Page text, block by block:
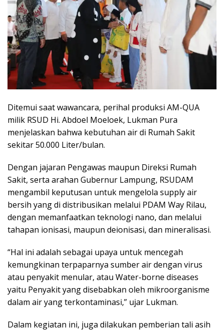
Ditemui saat wawancara, perihal produksi AM-QUA
milik RSUD Hi. Abdoel Moeloek, Lukman Pura
menjelaskan bahwa kebutuhan air di Rumah Sakit
sekitar 50.000 Liter/bulan.
Dengan jajaran Pengawas maupun Direksi Rumah
Sakit, serta arahan Gubernur Lampung, RSUDAM
mengambil keputusan untuk mengelola supply air
bersih yang di distribusikan melalui PDAM Way Rilau,
dengan memanfaatkan teknologi nano, dan melalui
tahapan ionisasi, maupun deionisasi, dan mineralisasi.
“Hal ini adalah sebagai upaya untuk mencegah
kemungkinan terpaparnya sumber air dengan virus
atau penyakit menular, atau Water-borne diseases
yaitu Penyakit yang disebabkan oleh mikroorganisme
dalam air yang terkontaminasi,” ujar Lukman.
Dalam kegiatan ini, juga dilakukan pemberian tali asih